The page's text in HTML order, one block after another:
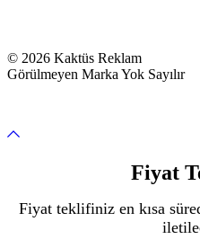
© 2026 Kaktüs Reklam
Görülmeyen Marka Yok Sayılır
Fiyat
Fiyat teklifiniz en kısa